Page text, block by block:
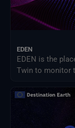
EDEN
EDEN is the
Twin to monitor
policies to